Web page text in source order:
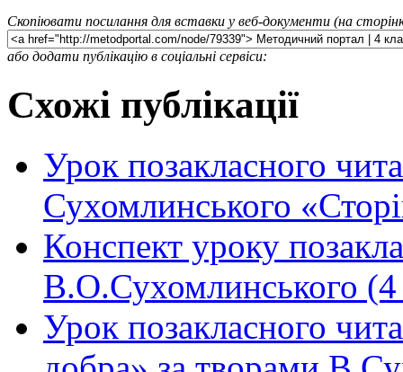
Скопіювати посилання для вставки у веб-документи (на
або додати публікацію в соціальні сервіси:
Схожі публікації
Урок позакласного
Сухомлинського
Конспект уроку
В.О.Сухомлинського (4
Урок позакласного